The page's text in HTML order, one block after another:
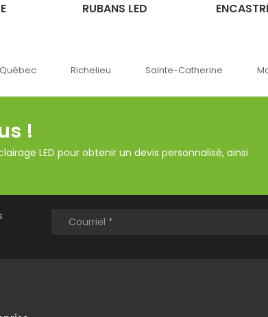
RUBANS LED
Richelieu Sainte-Catherine Montréal
!
LED pour obtenir un devis personnalisé, ainsi